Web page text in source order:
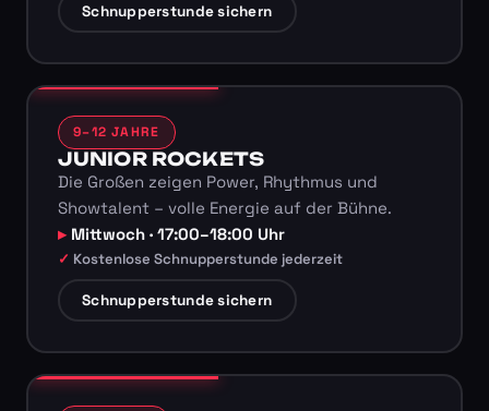
Schnupperstunde sichern
9–12 JAHRE
JUNIOR ROCKETS
Die Großen zeigen Power, Rhythmus und
Showtalent – volle Energie auf der Bühne.
Mittwoch · 17:00–18:00 Uhr
Kostenlose Schnupperstunde jederzeit
Schnupperstunde sichern